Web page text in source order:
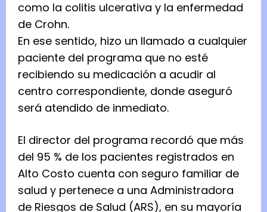
como la colitis ulcerativa y la enfermedad
de Crohn.
En ese sentido, hizo un llamado a cualquier
paciente del programa que no esté
recibiendo su medicación a acudir al
centro correspondiente, donde aseguró
será atendido de inmediato.
El director del programa recordó que más
del 95 % de los pacientes registrados en
Alto Costo cuenta con seguro familiar de
salud y pertenece a una Administradora
de Riesgos de Salud (ARS), en su mayoría